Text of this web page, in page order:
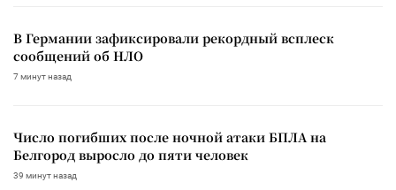
В Германии зафиксировали рекордный всплеск
сообщений об НЛО
7 минут назад
Число погибших после ночной атаки БПЛА на
Белгород выросло до пяти человек
39 минут назад